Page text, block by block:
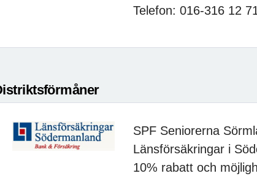
Telefon: 016-316 12
SPF Seniorerna
Länsförsäkringar i
10% rabatt och